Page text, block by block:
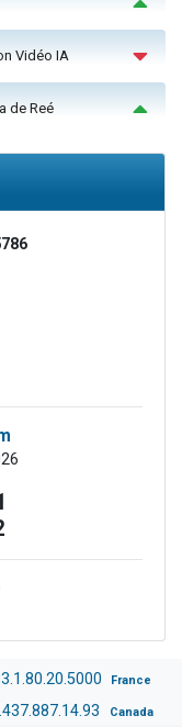
Vidéo IA
de Reé
France
Canada